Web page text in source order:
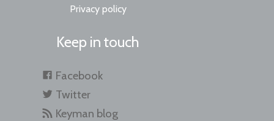
Privacy policy
Keep in touch
Facebook
Twitter
Keyman blog